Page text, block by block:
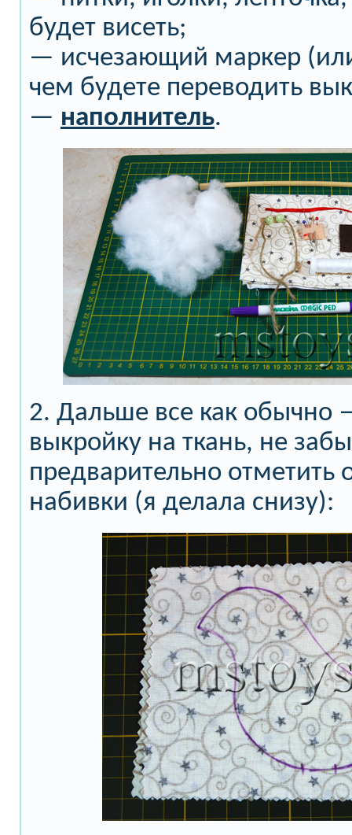
будет висеть;
— исчезающий маркер
чем будете переводить
— наполнитель.
2. Дальше все как обычно
выкройку на ткань, не
предварительно отметить
набивки (я делала снизу):